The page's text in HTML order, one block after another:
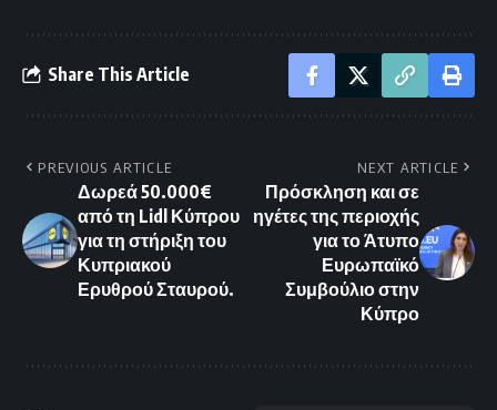
Share This Article
PREVIOUS ARTICLE
Δωρεά 50.000€
από τη Lidl Κύπρου
για τη στήριξη του
Κυπριακού
Ερυθρού Σταυρού.
NEXT ARTICLE
Πρόσκληση και σε
ηγέτες της περιοχής
για το Άτυπο
Ευρωπαϊκό
Συμβούλιο στην
Κύπρο